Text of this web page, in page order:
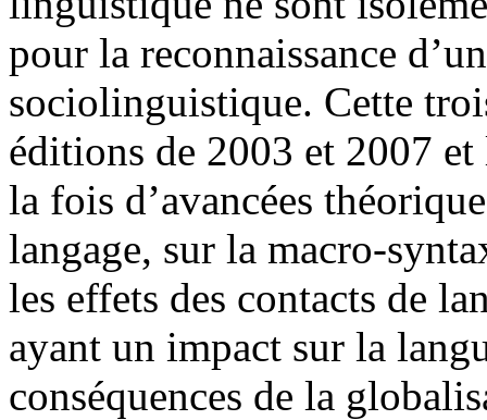
pour la reconnaissance
sociolinguistique. Cette
éditions de 2003 et 2007
la fois d’avancées
langage, sur la macro-
les effets des contacts de
ayant un impact sur la
conséquences de la